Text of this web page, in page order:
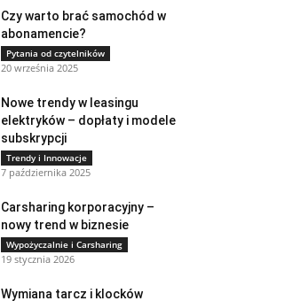
Czy warto brać samochód w
abonamencie?
Pytania od czytelników
20 września 2025
Nowe trendy w leasingu
elektryków – dopłaty i modele
subskrypcji
Trendy i Innowacje
7 października 2025
Carsharing korporacyjny –
nowy trend w biznesie
Wypożyczalnie i Carsharing
19 stycznia 2026
Wymiana tarcz i klocków